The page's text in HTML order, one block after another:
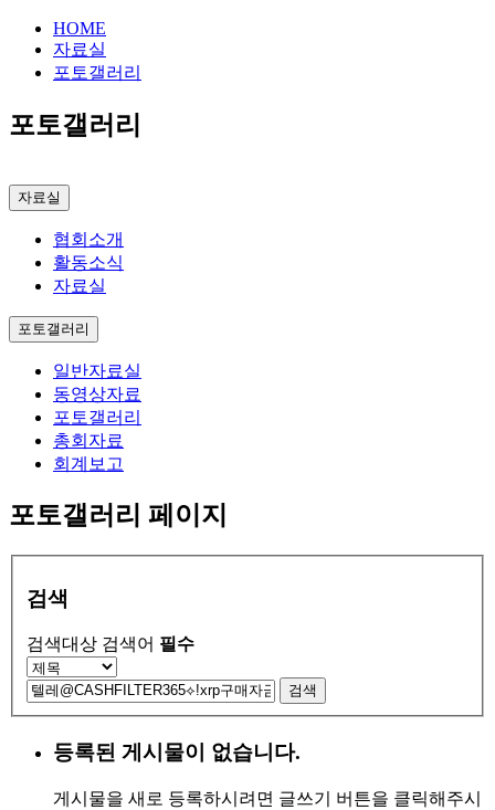
HOME
자료실
포토갤러리
포토갤러리
자료실
협회소개
활동소식
자료실
포토갤러리
일반자료실
동영상자료
포토갤러리
총회자료
회계보고
포토갤러리 페이지
검색
검색대상 검색어 필수
검색
등록된 게시물이 없습니다.
게시물을 새로 등록하시려면 글쓰기 버튼을 클릭해주시